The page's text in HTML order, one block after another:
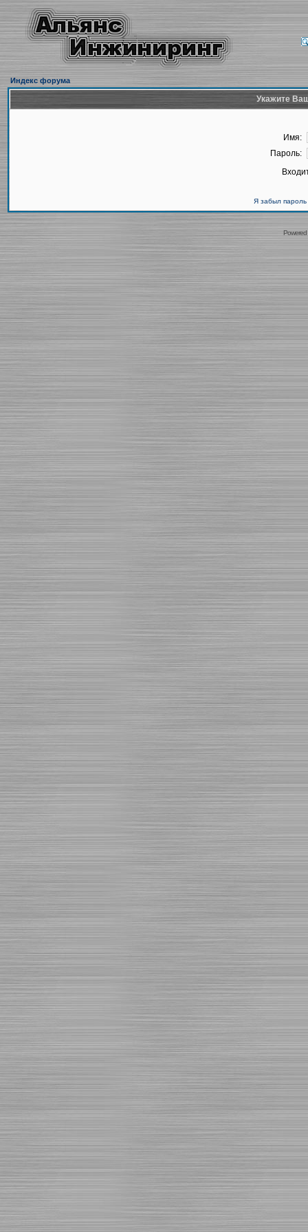
Индекс форума
Укажите
Имя:
Пароль:
Я забыл пароль